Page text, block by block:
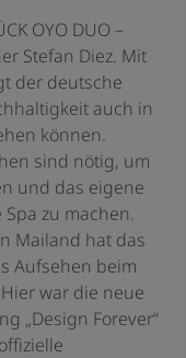
OYO DUO –
Stefan Diez. Mit
der deutsche
auch in
können.
sind nötig, um
und das eigene
zu machen.
Mailand hat das
Aufsehen beim
war die neue
„Design Forever“